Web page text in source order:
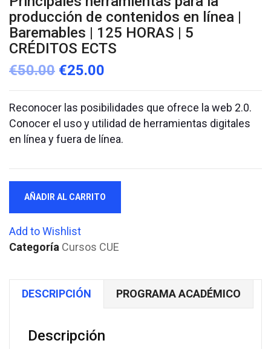
producción de contenidos en línea |
Baremables | 125 HORAS | 5
CRÉDITOS ECTS
€50.00 €25.00
Reconocer las posibilidades que ofrece la web 2.0.
Conocer el uso y utilidad de herramientas digitales
en línea y fuera de línea.
Principales
herramientas
la
producción
contenidos
AÑADIR AL CARRITO
Add to Wishlist
Categoría Cursos CUE
DESCRIPCIÓN PROGRAMA ACADÉMICO
Descripción